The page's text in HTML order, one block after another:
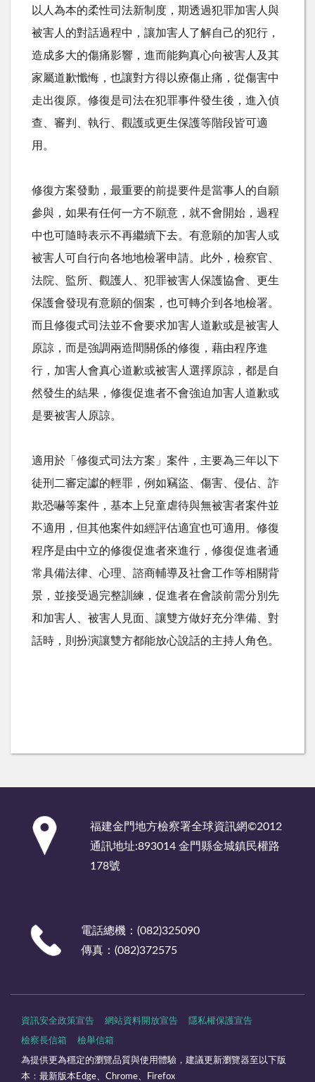
以人為本的柔性司法新制度，期透過犯罪加害人與
被害人的對話過程中，讓加害人了解自己的犯行，
造成多大的傷痛影響，進而能夠真心向被害人及其
家屬道歉懺悔，也讓對方得以療傷止痛，從傷害中
走出復原。修復是司法在犯罪事件發生後，進入偵
查、審判、執行、觀護或更生保護等階段皆可適
用。
修復方案發動，最重要的前提要件是當事人的自願
參與，如果有任何一方不願意，就不會開始，過程
中也可隨時表示不再繼續下去。有意願的加害人或
被害人可自行向各地地檢署申請。此外，檢察官、
法院、監所、觀護人、犯罪被害人保護協會、更生
保護會發現有意願的個案，也可轉介到各地檢署。
而且修復式司法並不會要求加害人道歉或是被害人
原諒，而是強調兩造間關係的修復，藉由程序進
行，加害人會真心道歉或被害人選擇原諒，都是自
然發生的結果，修復促進者不會強迫加害人道歉或
是要被害人原諒。
適用於「修復式司法方案」案件，主要為三年以下
徒刑二審定讞的輕罪，例如竊盜、傷害、侵佔、詐
欺恐嚇等案件，基本上兒童虐待與無被害者案件並
不適用，但其他案件如經評估適宜也可適用。修復
程序是由中立的修復促進者來進行，修復促進者通
常具備法律、心理、諮商輔導及社會工作等相關背
景，並接受過完整訓練，促進者在會談前需分別先
和加害人、被害人見面、讓雙方做好充分準備、對
話時，則扮演讓雙方都能放心說話的主持人角色。
福建金門地方檢察署全球資訊網©2012
通訊地址:893014 金門縣金城鎮民權路
178號
電話總機：(082)325090
傳真：(082)372575
資訊安全政策宣告 網站資料開放宣告 隱私權保護宣告
檢察長信箱 檢舉信箱
為提供更為穩定的瀏覽品質與使用體驗，建議更新瀏覽器至以下版
本：最新版本Edge、Chrome、Firefox